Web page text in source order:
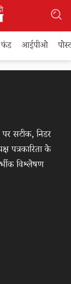
आईपीओ
पर सटीक, निडर
पत्रकारिता के
विश्लेषण